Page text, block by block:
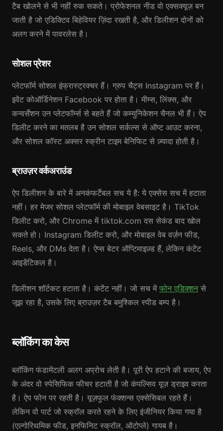
टैब खोलने से भी नहीं रुक सकते। प्रोफेशनल नीड वो एक्सक्यूज़ बन
जाती है जो एडिक्टिव बिहेवियर ज़िंदा रखती है, और डिलीशन दोनों को
अलग करने में पावरलेस है।
सोशल प्रेशर
प्लेटफॉर्म सोशल इंफ्रास्ट्रक्चर हैं। ग्रुप चैट्स Instagram पर हैं।
इवेंट कोऑर्डिनेशन Facebook पर होता है। मीम्स, लिंक्स, और
कन्वर्सेशन उन प्लेटफॉर्म्स से बहते हैं जो कम्युनिकेशन चैनल भी हैं। ऐप
डिलीट करने का मतलब है उन सोशल सर्कल्स से ऑप्ट आउट करना,
और सोशल कॉस्ट अक्सर स्क्रीन टाइम बेनिफिट से ज़्यादा होती है।
ब्राउज़र वर्कअराउंड
ऐप डिलीशन के बारे में अनकंफर्टेबल सच ये है: ये एक्सेस सच में हटाता
नहीं। हर मेजर सोशल प्लेटफॉर्म की मोबाइल वेबसाइट है। TikTok
डिलीट करो, और Chrome में tiktok.com दस सेकंड बाद खोल
सकते हो। Instagram डिलीट करो, और मोबाइल वेब वर्ज़न फीड,
Reels, और DMs देता है। ऐप्स बेटर ऑप्टिमाइज़्ड हैं, लेकिन कंटेंट
आइडेंटिकल है।
डिलीशन शॉर्टकट हटाता है। कंटेंट नहीं। जो सच में फोन एडिक्शनसे
जूझ रहा है, उसके लिए ब्राउज़र टैब बमुश्किल स्पीड बम्प है।
ब्लॉकिंग का केस
ब्लॉकिंग फंडामेंटली अलग अप्रोच लेती है। पूरी ऐप हटाने की बजाय, ऐप
के अंदर वो स्पेसिफिक फीचर हटाती है जो कंपल्सिव यूज़ ड्राइव करता
है। ऐप फोन पर रहती है। यूज़फुल फंक्शन्स एक्सेसिबल रहते हैं।
लेकिन वो पार्ट जो स्क्रॉल करते रहने के लिए इंजीनियर किया गया है
(एल्गोरिथमिक फीड, इनफिनिट स्क्रॉल, ऑटोप्ले) गायब है।